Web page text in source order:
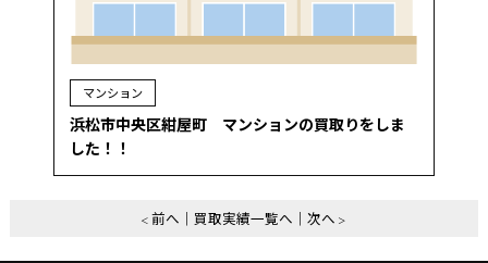
マンション
浜松市中央区紺屋町 マンションの買取りをしま
した！！
前へ 買取実績一覧へ 次へ